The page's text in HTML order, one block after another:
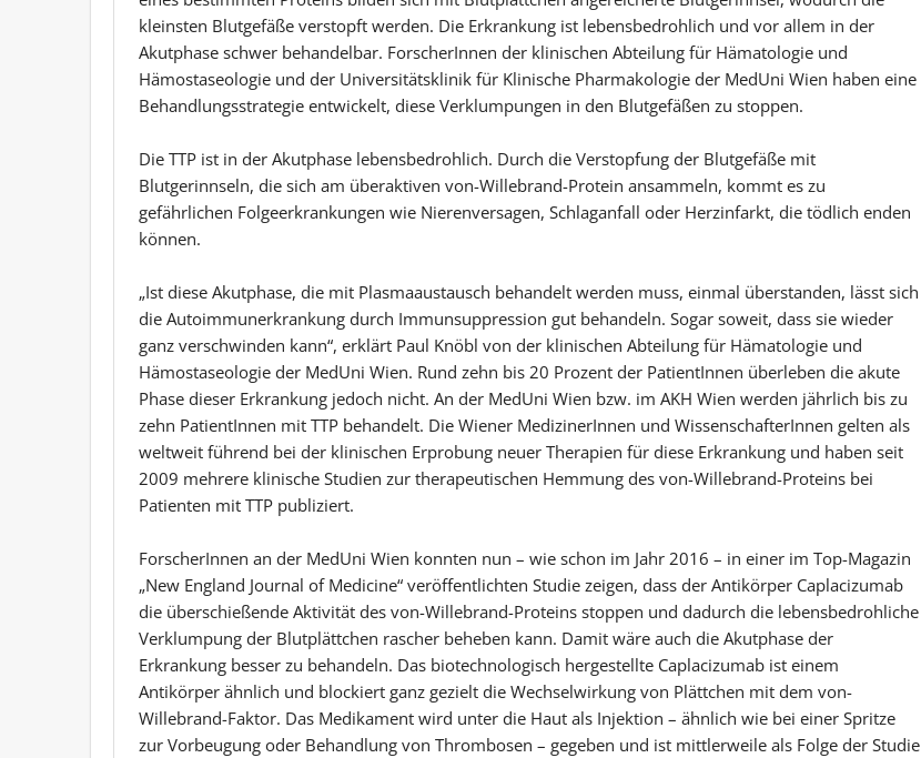
kleinsten Blutgefäße verstopft werden. Die Erkrankung ist lebensbedrohlich und vor allem in der
Akutphase schwer behandelbar. ForscherInnen der klinischen Abteilung für Hämatologie und
Hämostaseologie und der Universitätsklinik für Klinische Pharmakologie der MedUni Wien haben eine
Behandlungsstrategie entwickelt, diese Verklumpungen in den Blutgefäßen zu stoppen.
Die TTP ist in der Akutphase lebensbedrohlich. Durch die Verstopfung der Blutgefäße mit
Blutgerinnseln, die sich am überaktiven von-Willebrand-Protein ansammeln, kommt es zu
gefährlichen Folgeerkrankungen wie Nierenversagen, Schlaganfall oder Herzinfarkt, die tödlich enden
können.
„Ist diese Akutphase, die mit Plasmaaustausch behandelt werden muss, einmal überstanden, lässt sich
die Autoimmunerkrankung durch Immunsuppression gut behandeln. Sogar soweit, dass sie wieder
ganz verschwinden kann“, erklärt Paul Knöbl von der klinischen Abteilung für Hämatologie und
Hämostaseologie der MedUni Wien. Rund zehn bis 20 Prozent der PatientInnen überleben die akute
Phase dieser Erkrankung jedoch nicht. An der MedUni Wien bzw. im AKH Wien werden jährlich bis zu
zehn PatientInnen mit TTP behandelt. Die Wiener MedizinerInnen und WissenschafterInnen gelten als
weltweit führend bei der klinischen Erprobung neuer Therapien für diese Erkrankung und haben seit
2009 mehrere klinische Studien zur therapeutischen Hemmung des von-Willebrand-Proteins bei
Patienten mit TTP publiziert.
ForscherInnen an der MedUni Wien konnten nun – wie schon im Jahr 2016 – in einer im Top-Magazin
„New England Journal of Medicine“ veröffentlichten Studie zeigen, dass der Antikörper Caplacizumab
die überschießende Aktivität des von-Willebrand-Proteins stoppen und dadurch die lebensbedrohliche
Verklumpung der Blutplättchen rascher beheben kann. Damit wäre auch die Akutphase der
Erkrankung besser zu behandeln. Das biotechnologisch hergestellte Caplacizumab ist einem
Antikörper ähnlich und blockiert ganz gezielt die Wechselwirkung von Plättchen mit dem von-
Willebrand-Faktor. Das Medikament wird unter die Haut als Injektion – ähnlich wie bei einer Spritze
zur Vorbeugung oder Behandlung von Thrombosen – gegeben und ist mittlerweile als Folge der Studie